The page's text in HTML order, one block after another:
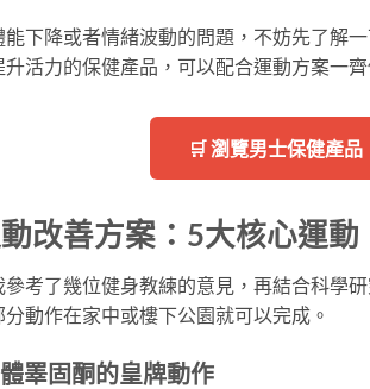
下降或者情緒波動的問題，不妨先了解
活力的保健產品，可以配合運動方案一齊
🛒 瀏覽男士保健產品
改善方案：5大核心運動
考了幾位健身教練的意見，再結合科學
動作在家中或樓下公園就可以完成。
睪固酮的皇牌動作